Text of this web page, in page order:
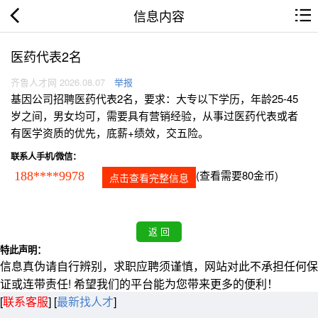
信息内容
医药代表2名
齐鲁人才网 2026.08.07 举报
基因公司招聘医药代表2名，要求：大专以下学历，年龄25-45
岁之间，男女均可，需要具有营销经验，从事过医药代表或者
有医学资质的优先，底薪+绩效，交五险。
联系人手机/微信：
188****9978 点击查看完整信息 (查看需要80金币)
特此声明：
信息真伪请自行辨别，求职应聘须谨慎，网站对此不承担任何保
证或连带责任! 希望我们的平台能为您带来更多的便利！
[联系客服] [最新找人才]